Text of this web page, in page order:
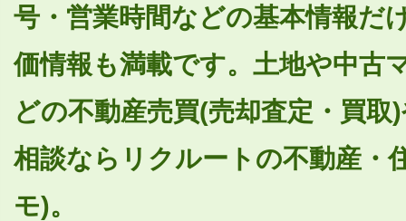
号・営業時間などの基本情報だ
価情報も満載です。土地や中古
どの不動産売買(売却査定・買
相談ならリクルートの不動産・
モ)。